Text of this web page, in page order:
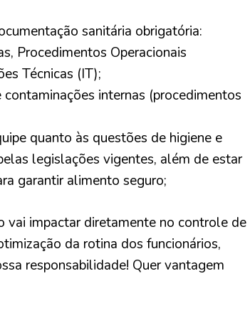
sanitária obrigatória:
Procedimentos Operacionais
Técnicas (IT);
internas (procedimentos
quanto às questões de higiene e
legislações vigentes, além de estar
garantir alimento seguro;
vai impactar diretamente no controle de
da rotina dos funcionários,
responsabilidade! Quer vantagem